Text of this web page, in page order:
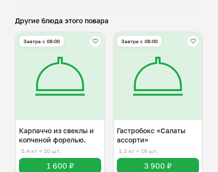
Другие блюда этого повара
Завтра c 08:00
Карпаччо из свеклы и
копченой форелью.
0,4 кг ≈ 10 шт.
1 600 ₽
Завтра c 08:00
Гастробокс «Салаты
ассорти»
1,3 кг ≈ 16 шт.
3 900 ₽